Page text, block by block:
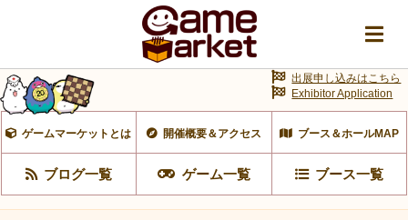
ゲームマーケットとは 開催概要＆アクセス ブース＆ホールMAP
ブログ一覧 ゲーム一覧 ブース一覧
出展申し込みはこちら
Exhibitor Application